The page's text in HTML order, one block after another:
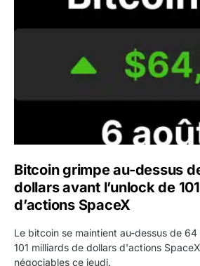
Bitcoin grimpe au-dessus
dollars avant l’unlock de
d’actions SpaceX
Le bitcoin se maintient au-dessus de
101 milliards de dollars d'actions
négociables ce jeudi.